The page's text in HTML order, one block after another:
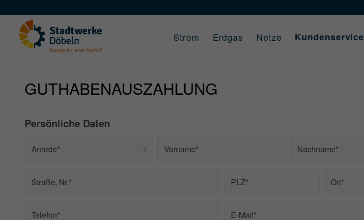
to
Content
Strom Erdgas Netze Kundenservice
GUTHABENAUSZAHLUNG
Persönliche Daten